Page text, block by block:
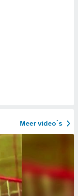
Meer video´s